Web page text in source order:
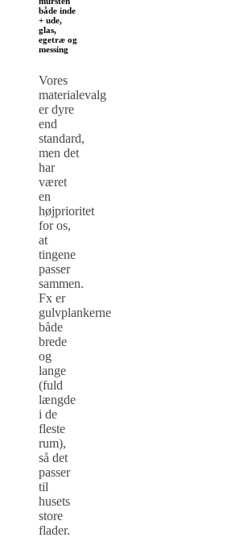
både inde
+ ude,
glas,
egetræ og
messing
Vores
materialevalg
er dyre
end
standard,
men det
har
været
en
højprioritet
for os,
at
tingene
passer
sammen.
Fx er
gulvplankerne
både
brede
og
lange
(fuld
længde
i de
fleste
rum),
så det
passer
til
husets
store
flader.